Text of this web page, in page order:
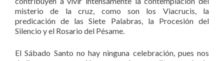
misterio de la cruz, como son los Viacrucis, la
predicación de las Siete Palabras, la Procesión del
Silencio y el Rosario del Pésame.
El Sábado Santo no hay ninguna celebración, pues nos